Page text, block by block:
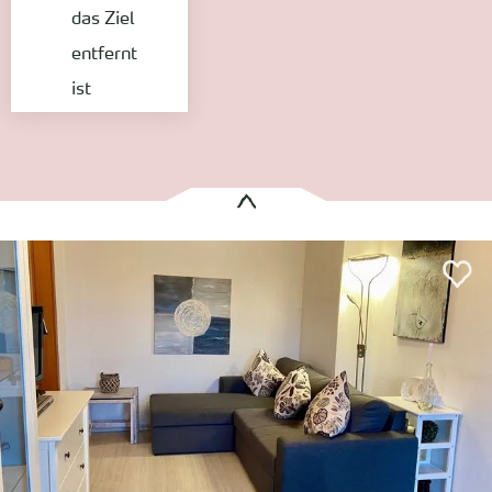
das Ziel
entfernt
ist
Es wurden
Storchennest
Wyk auf Föhr Entfernung anzeigen